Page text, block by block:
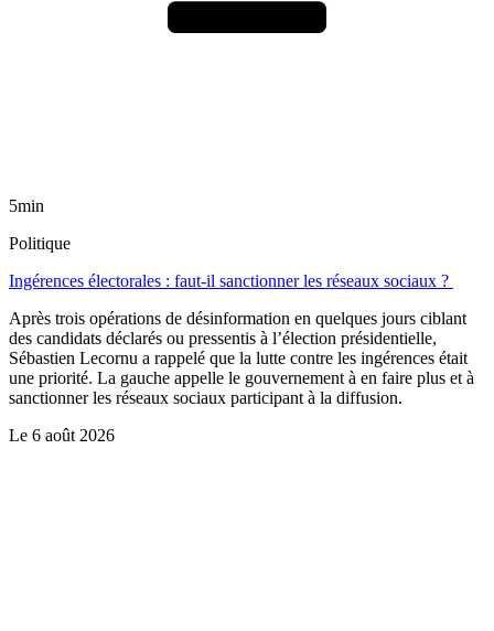
5min
Politique
Ingérences électorales : faut-il sanctionner les réseaux sociaux ?
Après trois opérations de désinformation en quelques jours ciblant
des candidats déclarés ou pressentis à l’élection présidentielle,
Sébastien Lecornu a rappelé que la lutte contre les ingérences était
une priorité. La gauche appelle le gouvernement à en faire plus et à
sanctionner les réseaux sociaux participant à la diffusion.
Le 6 août 2026